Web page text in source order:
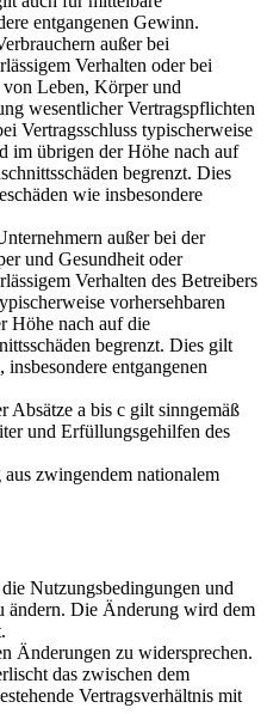
entgangenen Gewinn.
außer bei
Verhalten oder bei
von Leben, Körper und
wesentlicher Vertragspflichten
Vertragsschluss typischerweise
im übrigen der Höhe nach auf
begrenzt. Dies
wie insbesondere
außer bei der
und Gesundheit oder
Verhalten des Betreibers
vorhersehbaren
Höhe nach auf die
begrenzt. Dies gilt
entgangenen
Absätze a bis c gilt sinngemäß
und Erfüllungsgehilfen des
zwingendem nationalem
Nutzungsbedingungen und
ändern. Die Änderung wird dem
Änderungen zu widersprechen.
das zwischen dem
Vertragsverhältnis mit